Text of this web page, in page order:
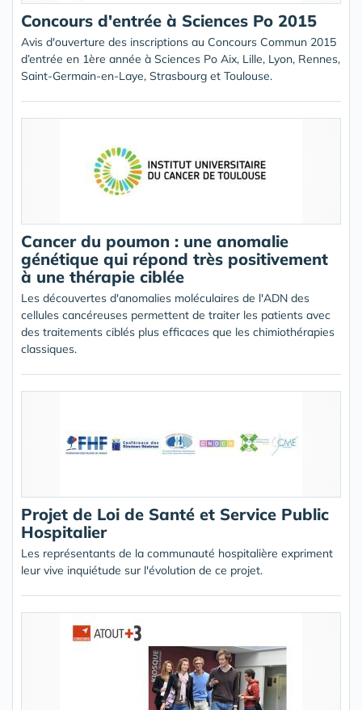
Concours d'entrée à Sciences Po 2015
Avis d'ouverture des inscriptions au Concours Commun 2015
d’entrée en 1ère année à Sciences Po Aix, Lille, Lyon, Rennes,
Saint-Germain-en-Laye, Strasbourg et Toulouse.
Cancer du poumon : une anomalie
génétique qui répond très positivement
à une thérapie ciblée
Les découvertes d'anomalies moléculaires de l'ADN des
cellules cancéreuses permettent de traiter les patients avec
des traitements ciblés plus efficaces que les chimiothérapies
classiques.
Projet de Loi de Santé et Service Public
Hospitalier
Les représentants de la communauté hospitalière expriment
leur vive inquiétude sur l'évolution de ce projet.